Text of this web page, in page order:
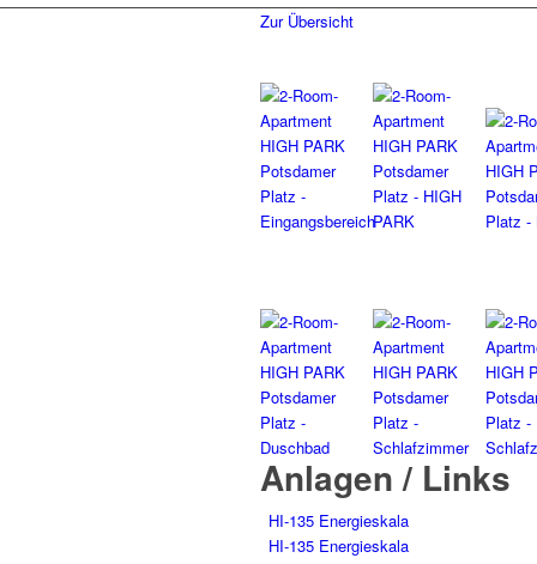
Zur Übersicht
Anlagen / Links
HI-135 Energieskala
HI-135 Energieskala